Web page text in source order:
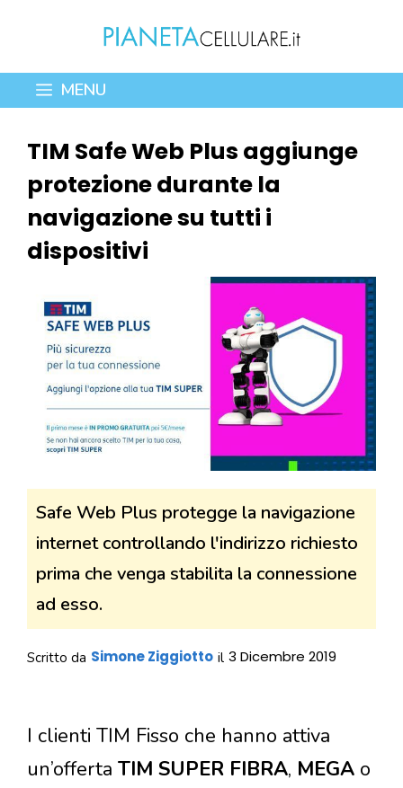
contenuto
MENU
TIM Safe Web Plus aggiunge
protezione durante la
navigazione su tutti i
dispositivi
Safe Web Plus protegge la navigazione
internet controllando l'indirizzo richiesto
prima che venga stabilita la connessione
ad esso.
Scritto da Simone Ziggiotto il 3 Dicembre 2019
I clienti TIM Fisso che hanno attiva
un’offerta TIM SUPER FIBRA, MEGA o